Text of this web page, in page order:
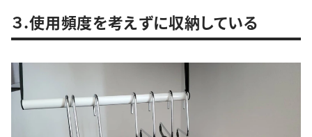
３.使用頻度を考えずに収納している